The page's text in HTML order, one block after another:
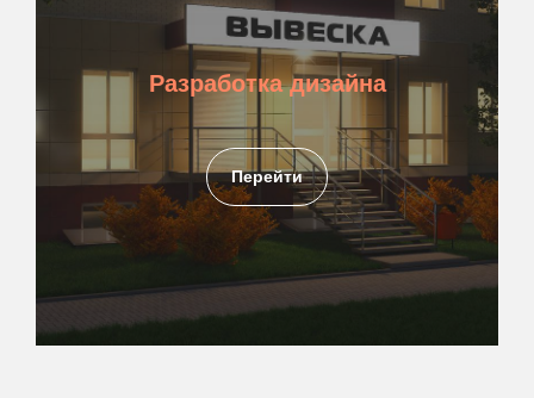
Разработка дизайна
Перейти